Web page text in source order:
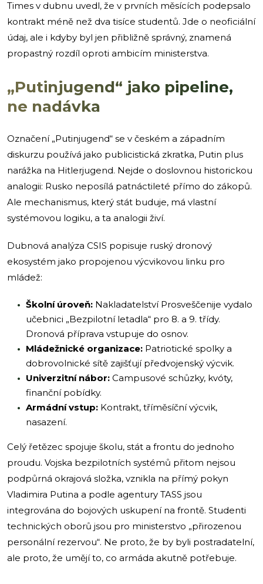
Times v dubnu uvedl, že v prvních měsících podepsalo
kontrakt méně než dva tisíce studentů. Jde o neoficiální
údaj, ale i kdyby byl jen přibližně správný, znamená
propastný rozdíl oproti ambicím ministerstva.
„Putinjugend“ jako pipeline,
ne nadávka
Označení „Putinjugend“ se v českém a západním
diskurzu používá jako publicistická zkratka, Putin plus
narážka na Hitlerjugend. Nejde o doslovnou historickou
analogii: Rusko neposílá patnáctileté přímo do zákopů.
Ale mechanismus, který stát buduje, má vlastní
systémovou logiku, a ta analogii živí.
Dubnová analýza CSIS popisuje ruský dronový
ekosystém jako propojenou výcvikovou linku pro
mládež:
Školní úroveň: Nakladatelství Prosveščenije vydalo
učebnici „Bezpilotní letadla“ pro 8. a 9. třídy.
Dronová příprava vstupuje do osnov.
Mládežnické organizace: Patriotické spolky a
dobrovolnické sítě zajišťují předvojenský výcvik.
Univerzitní nábor: Campusové schůzky, kvóty,
finanční pobídky.
Armádní vstup: Kontrakt, tříměsíční výcvik,
nasazení.
Celý řetězec spojuje školu, stát a frontu do jednoho
proudu. Vojska bezpilotních systémů přitom nejsou
podpůrná okrajová složka, vznikla na přímý pokyn
Vladimira Putina a podle agentury TASS jsou
integrována do bojových uskupení na frontě. Studenti
technických oborů jsou pro ministerstvo „přirozenou
personální rezervou“. Ne proto, že by byli postradatelní,
ale proto, že umějí to, co armáda akutně potřebuje.